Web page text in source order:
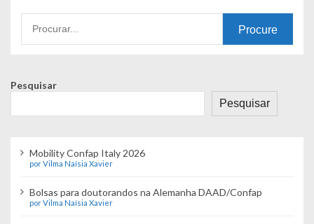
por:
Pesquisar
Pesquisar
Mobility Confap Italy 2026
por Vilma Naísia Xavier
Bolsas para doutorandos na Alemanha DAAD/Confap
por Vilma Naísia Xavier